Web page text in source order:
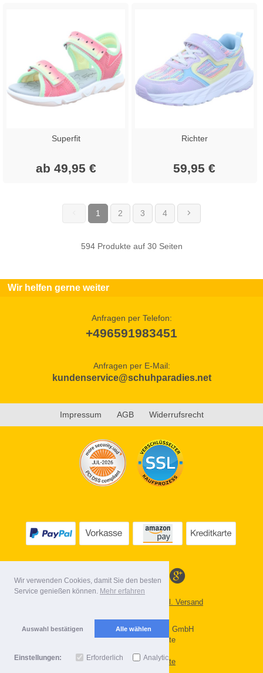
Wir verwenden Cookies, damit Sie den besten
Service genießen können. Mehr erfahren
Auswahl bestätigen Alle wählen
Einstellungen: Erforderlich Analytics
Superfit
ab 49,95 €
Richter
59,95 €
1 (current)
2 3 4
594 Produkte auf 30 Seiten
Wir helfen gerne weiter
Anfragen per Telefon:
+496591983451
Anfragen per E-Mail:
kundenservice@schuhparadies.net
Impressum AGB Widerrufsrecht
Alle Preise inkl. MwSt. evtl. zzgl. Versand
Copyright 2026 by Gebr. Röhl GmbH
Mobile Shop by Shopgate
Zur klassischen Webseite